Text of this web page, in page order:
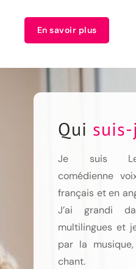
En savoir plus
Qui
Je suis
comédienne
français et en
J’ai grandi
multilingues et
par la
chant.